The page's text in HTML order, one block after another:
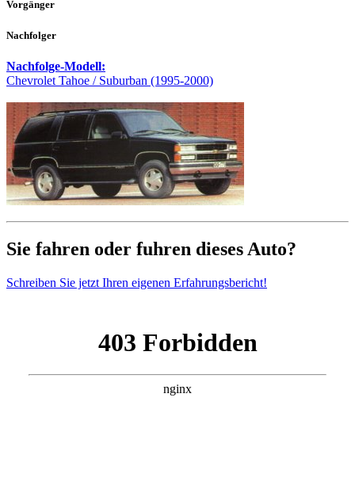
Vorgänger
Nachfolger
Nachfolge-Modell:
Chevrolet Tahoe / Suburban (1995-2000)
Sie fahren oder fuhren dieses Auto?
Schreiben Sie jetzt Ihren eigenen Erfahrungsbericht!